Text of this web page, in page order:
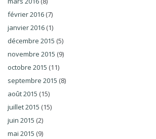
février 2016 (7)
janvier 2016 (1)
décembre 2015 (5)
novembre 2015 (9)
octobre 2015 (11)
septembre 2015 (8)
août 2015 (15)
juillet 2015 (15)
juin 2015 (2)
mai 2015 (9)